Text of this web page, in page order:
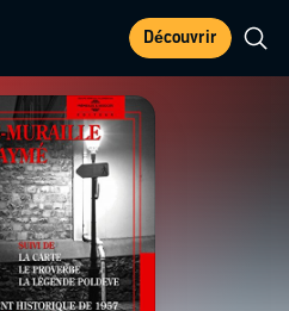
Découvrir